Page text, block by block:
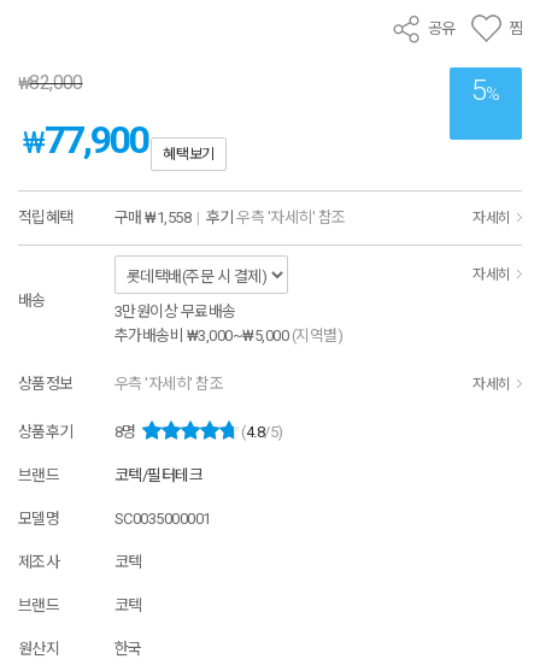
공유 찜
5%
₩82,000
₩77,900 혜택보기
적립혜택 구매 ₩1,558 | 후기 우측 '자세히' 참조 자세히
배송
자세히
3만원이상 무료배송
추가배송비 ₩3,000~₩5,000 (지역별)
상품정보 우측 '자세히' 참조 자세히
상품후기 8명 (4.8/5)
브랜드 코텍/필터테크
모델명 SC0035000001
제조사 코텍
브랜드 코텍
원산지 한국